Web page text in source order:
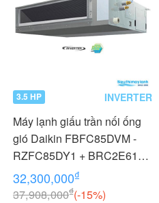
3.5 HP INVERTER
Máy lạnh giấu trần nối ống
gió Daikin FBFC85DVM -
RZFC85DY1 + BRC2E61
3.5 HP (3.5 Ngựa) Inverter -
3 pha
32,300,000₫
37,908,000₫(-15%)